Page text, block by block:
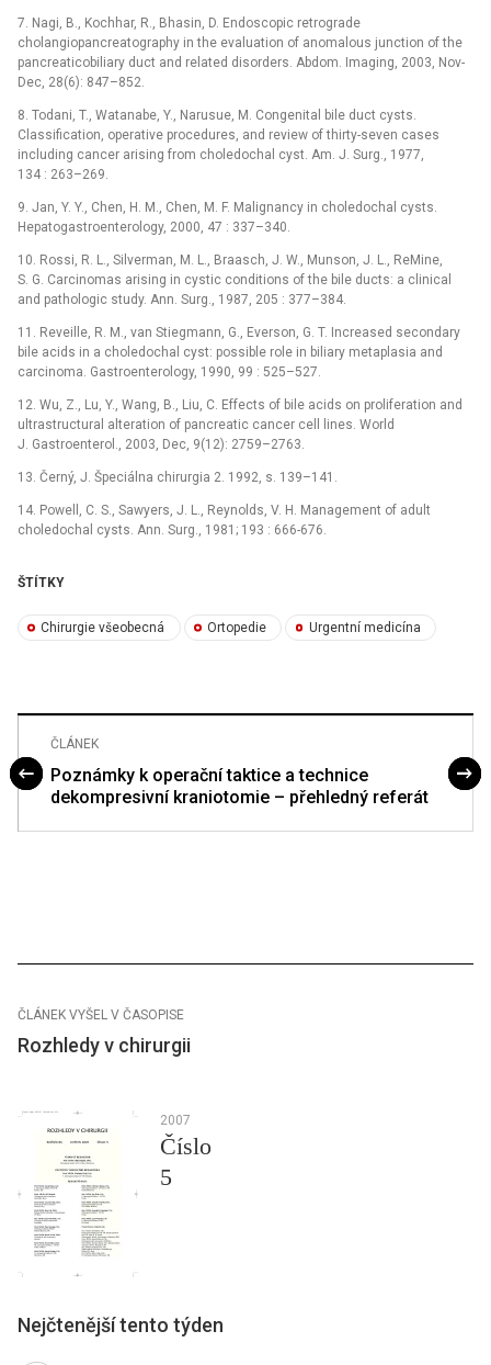
7. Nagi, B., Kochhar, R., Bhasin, D. Endoscopic retrograde
cholangiopancreatography in the evaluation of anomalous junction of the
pancreaticobiliary duct and related disorders. Abdom. Imaging, 2003, Nov-
Dec, 28(6): 847–852.
8. Todani, T., Watanabe, Y., Narusue, M. Congenital bile duct cysts.
Classification, operative procedures, and review of thirty-seven cases
including cancer arising from choledochal cyst. Am. J. Surg., 1977,
134 : 263–269.
9. Jan, Y. Y., Chen, H. M., Chen, M. F. Malignancy in choledochal cysts.
Hepatogastroenterology, 2000, 47 : 337–340.
10. Rossi, R. L., Silverman, M. L., Braasch, J. W., Munson, J. L., ReMine,
S. G. Carcinomas arising in cystic conditions of the bile ducts: a clinical
and pathologic study. Ann. Surg., 1987, 205 : 377–384.
11. Reveille, R. M., van Stiegmann, G., Everson, G. T. Increased secondary
bile acids in a choledochal cyst: possible role in biliary metaplasia and
carcinoma. Gastroenterology, 1990, 99 : 525–527.
12. Wu, Z., Lu, Y., Wang, B., Liu, C. Effects of bile acids on proliferation and
ultrastructural alteration of pancreatic cancer cell lines. World
J. Gastroenterol., 2003, Dec, 9(12): 2759–2763.
13. Černý, J. Špeciálna chirurgia 2. 1992, s. 139–141.
14. Powell, C. S., Sawyers, J. L., Reynolds, V. H. Management of adult
choledochal cysts. Ann. Surg., 1981; 193 : 666-676.
ŠTÍTKY
Chirurgie všeobecná Ortopedie Urgentní medicína
ČLÁNEK
Poznámky k operační taktice a technice
dekompresivní kraniotomie – přehledný referát
ČLÁNEK VYŠEL V ČASOPISE
Rozhledy v chirurgii
2007
Číslo
5
Nejčtenější tento týden